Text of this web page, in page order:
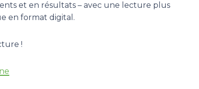
et en résultats – avec une lecture plus
en format digital.
!